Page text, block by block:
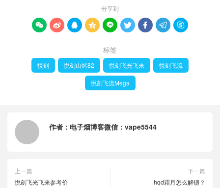
分享到
        
标签
悦刻 悦刻山烤82 悦刻飞光飞来 悦刻飞流
悦刻飞流Mega
作者： 电子烟博客微信：vape5544
上一篇
悦刻飞光飞来参考价
下一篇
hqd霜月怎么解锁？